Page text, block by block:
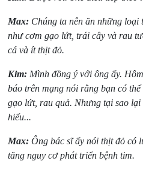
Max: Chúng ta nên ăn những loại
như cơm gạo lứt, trái cây và rau
cá và ít thịt đỏ.
Kim: Mình đồng ý với ông ấy.
báo trên mạng nói rằng bạn có
gạo lứt, rau quả. Nhưng tại sao
hiểu...
Max: Ông bác sĩ ấy nói thịt đỏ có
tăng nguy cơ phát triển bệnh tim.